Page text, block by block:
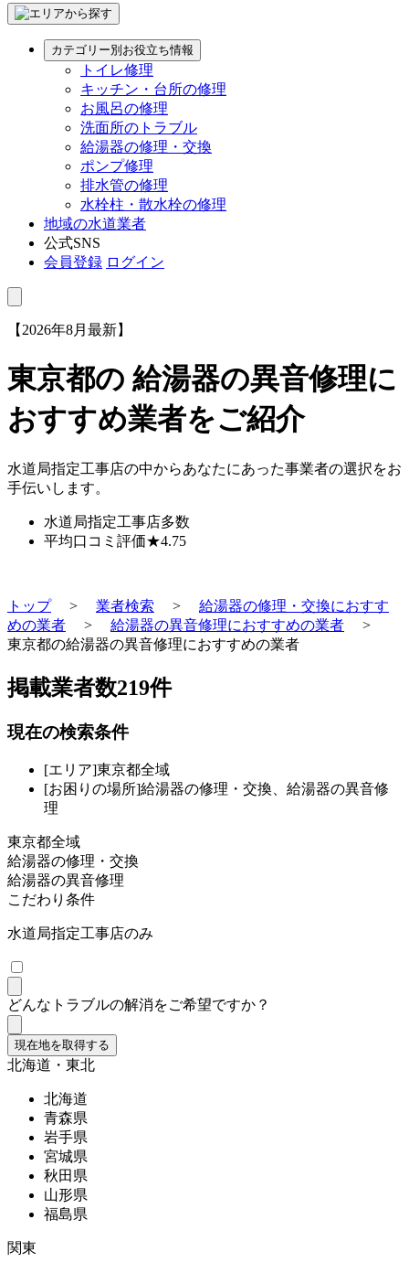
カテゴリー別お役立ち情報
トイレ修理
キッチン・台所の修理
お風呂の修理
洗面所のトラブル
給湯器の修理・交換
ポンプ修理
排水管の修理
水栓柱・散水栓の修理
地域の水道業者
公式SNS
会員登録 ログイン
【2026年8月最新】
東京都の 給湯器の異音修理に
おすすめ業者をご紹介
水道局指定工事店の中からあなたにあった事業者の選択をお
手伝いします。
水道局指定工事店多数
平均口コミ評価★4.75
トップ> 業者検索 > 給湯器の修理・交換におすす
めの業者 > 給湯器の異音修理におすすめの業者 >
東京都の給湯器の異音修理におすすめの業者
掲載業者数219件
現在の検索条件
[エリア]東京都全域
[お困りの場所]給湯器の修理・交換、給湯器の異音修
理
東京都全域
給湯器の修理・交換
給湯器の異音修理
こだわり条件
水道局指定工事店のみ
どんなトラブルの解消をご希望ですか？
現在地を取得する
北海道・東北
北海道
青森県
岩手県
宮城県
秋田県
山形県
福島県
関東